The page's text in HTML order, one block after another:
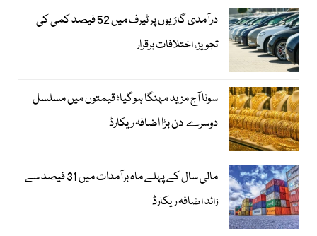
درآمدی گاڑیوں پر ٹیرف میں 52 فیصد کمی کی
تجویز، اختلافات برقرار
سونا آج مزید مہنگا ہوگیا؛ قیمتوں میں مسلسل
دوسرے دن بڑا اضافہ ریکارڈ
مالی سال کے پہلے ماہ برآمدات میں 31 فیصد سے
زائد اضافہ ریکارڈ